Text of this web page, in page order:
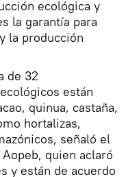
ecológica y
la garantía para
la producción
de 32
están
quinua, castaña,
hortalizas,
señaló el
quien aclaró
y están de acuerdo